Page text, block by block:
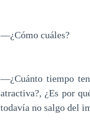
—¿Cómo cuáles?
—¿Cuánto tiempo
atractiva?, ¿Es por
todavía no salgo del